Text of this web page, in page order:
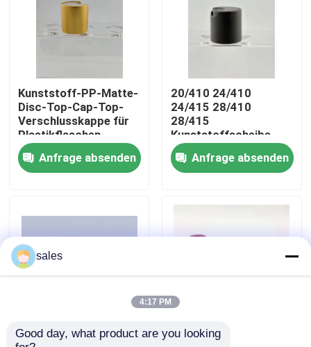
Über uns
Werksbesichtigung
Qualitätskontrolle
Kontakt mit uns
Rechtssachen
Parfüm-Pumpen-Sprüher
Triggerpumpensprüher
Kunststoff-PP-Matte-
Disc-Top-Cap-Top-
Verschlusskappe für
Plastikflaschen
Anfrage absenden
20/410 24/410
24/415 28/410
28/415
Kunststoffscheibe
Oberkappe für
Kosmetikflasche
Anfrage absenden
24/410 24/415
Plastikflaschenkappe
sales
4:17 PM
Good day, what product are you looking